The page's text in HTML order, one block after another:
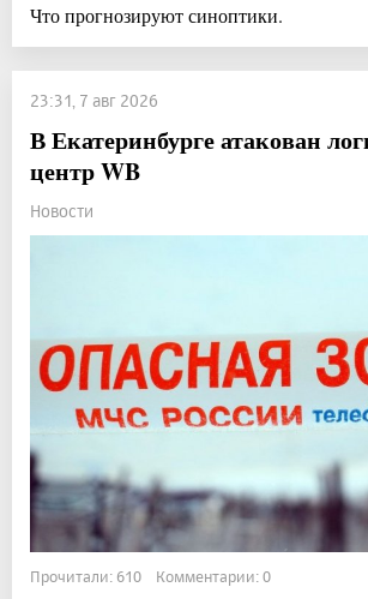
Что прогнозируют синоптики.
23:31, 7 авг 2026
В Екатеринбурге атакован
центр WB
Новости
Прочитали: 610 Комментарии: 0